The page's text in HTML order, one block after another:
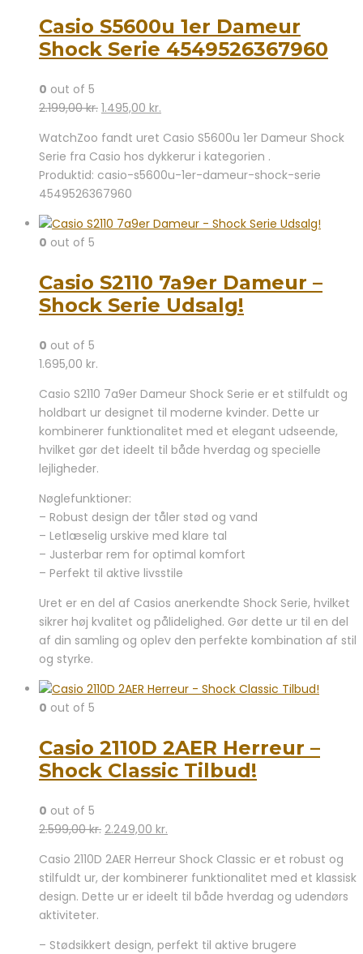
Casio S5600u 1er Dameur
Shock Serie 4549526367960
0 out of 5
2.199,00kr. Den
pris
var:
2.199,00 kr..
1.495,00 kr.
pris
er:
1.495,00 kr..
WatchZoo fandt uret Casio S5600u 1er Dameur Shock
Serie fra Casio hos dykkerur i kategorien .
Produktid: casio-s5600u-1er-dameur-shock-serie
4549526367960
0 out of 5
Casio S2110 7a9er Dameur –
Shock Serie Udsalg!
0 out of 5
1.695,00 kr.
Casio S2110 7a9er Dameur Shock Serie er et stilfuldt og
holdbart ur designet til moderne kvinder. Dette ur
kombinerer funktionalitet med et elegant udseende,
hvilket gør det ideelt til både hverdag og specielle
lejligheder.
Nøglefunktioner:
– Robust design der tåler stød og vand
– Letlæselig urskive med klare tal
– Justerbar rem for optimal komfort
– Perfekt til aktive livsstile
Uret er en del af Casios anerkendte Shock Serie, hvilket
sikrer høj kvalitet og pålidelighed. Gør dette ur til en del
af din samling og oplev den perfekte kombination af stil
og styrke.
0 out of 5
Casio 2110D 2AER Herreur –
Shock Classic Tilbud!
0 out of 5
2.599,00kr. Den
pris
var:
2.599,00 kr..
2.249,00 kr.
pris
er:
2.249,00 kr..
Casio 2110D 2AER Herreur Shock Classic er et robust og
stilfuldt ur, der kombinerer funktionalitet med et klassisk
design. Dette ur er ideelt til både hverdag og udendørs
aktiviteter.
– Stødsikkert design, perfekt til aktive brugere